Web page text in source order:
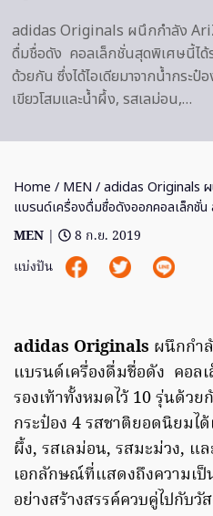
adidas Originals ผนึกกำลัง
ดื่มชื่อดัง คอลเล็กชั่นสุดพิเศษนี้ได้
ด้วยกัน ซึ่งได้ไอเดียมาจากน้ำกระ
เขียวโสมและน้ำผึ้ง, รสเลม่อน,…
Home / MEN / adidas Originals
แบรนด์เครื่องดื่มชื่อดังออกคอลเล็กชั่น
MEN |
8 ก.ย. 2019
แบ่งปัน
adidas Originals ผนึกกำ
แบรนด์เครื่องดื่มชื่อดัง คอล
รองเท้าทั้งหมดไว้ 10 รุ่นด้วย
กระป๋อง 4 รสชาติยอดนิยมไ
ผึ้ง, รสเลม่อน, รสมะม่วง, แ
เอกลักษณ์ที่แสดงถึงความเ
อย่างสร้างสรรค์ควบคู่ไปกับ